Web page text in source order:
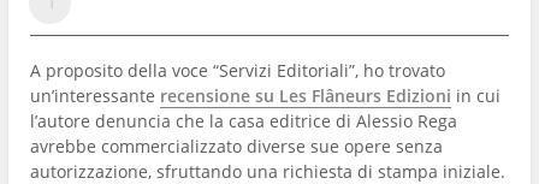
A proposito della voce “Servizi Editoriali”, ho trovato
un’interessante recensione su Les Flâneurs Edizioni in cui
l’autore denuncia che la casa editrice di Alessio Rega
avrebbe commercializzato diverse sue opere senza
autorizzazione, sfruttando una richiesta di stampa iniziale.